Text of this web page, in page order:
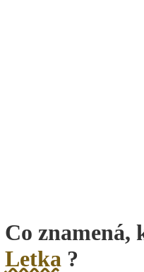
Co znamená,
Letka ?